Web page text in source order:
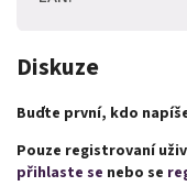
Diskuze
Buďte první, kdo
Pouze registrovaní
přihlaste se nebo se